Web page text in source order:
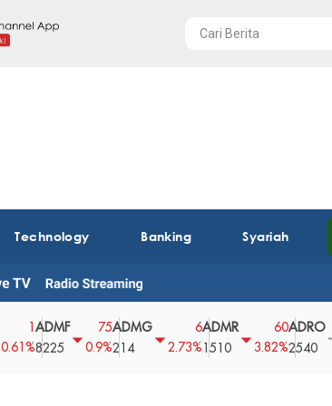
Technology Banking Syariah
ADMF
8225
75
0.9%
ADMG
214
2.73%
ADMR
1510
60
3.82%
ADRO
2540
0
0%